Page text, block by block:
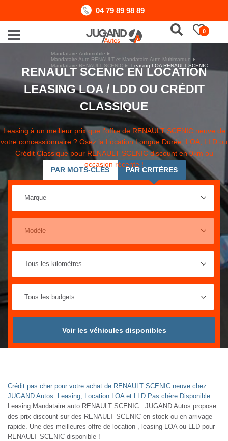
04 79 89 98 89
0
Mandataire-Automobile
Mandataire Auto RENAULT et Mandataire Auto Multimarque
Mandataire RENAULT SCENIC
Leasing LOA RENAULT SCENIC
RENAULT SCENIC EN LOCATION
LEASING LOA / LDD OU CRÉDIT
CLASSIQUE
Leasing à un meilleur prix que l'offre de RENAULT SCENIC neuve de
votre concessionnaire ? Osez la Location Longue Durée, LOA, LLD ou
Crédit Classique pour RENAULT SCENIC discount en 0km ou
occasion récente !
PAR MOTS-CLÉS PAR CRITÈRES
Voir les véhicules disponibles
Crédit pas cher pour votre achat de RENAULT SCENIC neuve chez
JUGAND Autos. Leasing, Location LOA et LLD Pas chère Disponible
Leasing Mandataire auto RENAULT SCENIC : JUGAND Autos propose
des prix discount sur des RENAULT SCENIC en stock ou en arrivage
rapide. Une des meilleures offre de location , leasing LOA ou LLD pour
RENAULT SCENIC disponible !